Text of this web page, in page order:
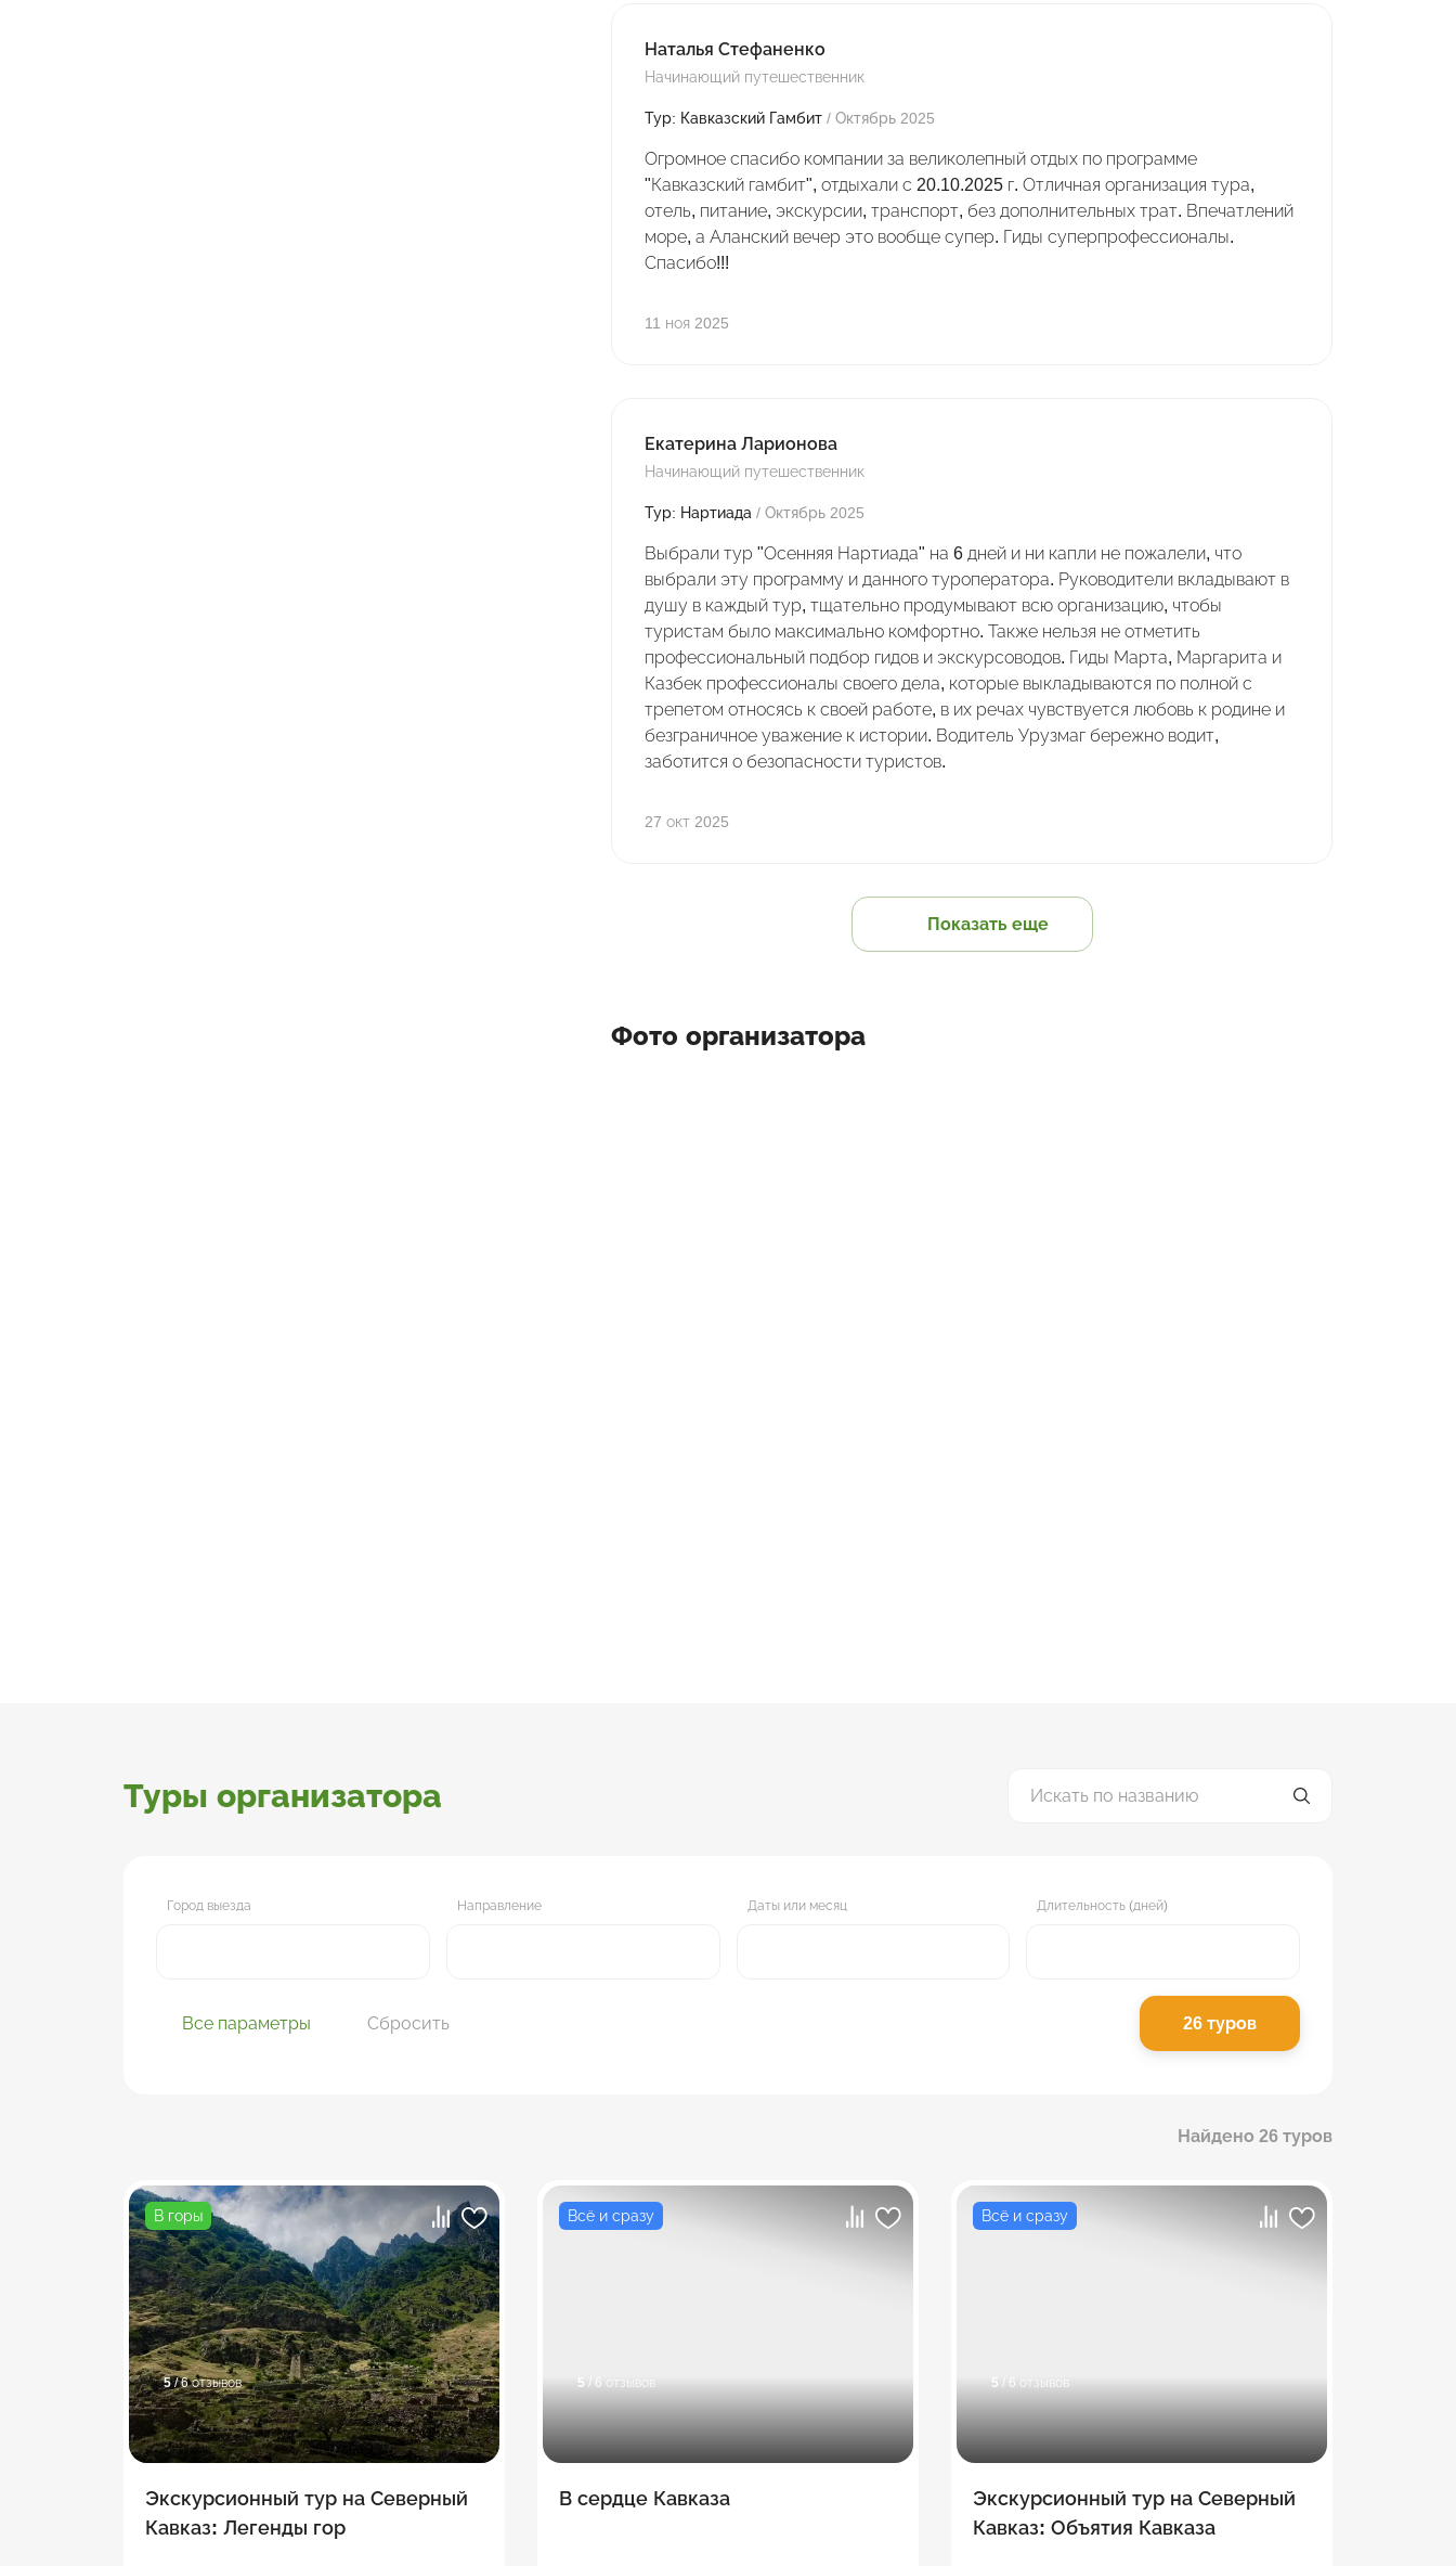
Наталья Стефаненко
Начинающий путешественник
Тур: Кавказский Гамбит / Октябрь 2025
Огромное спасибо компании за великолепный отдых по программе
"Кавказский гамбит", отдыхали с 20.10.2025 г. Отличная организация тура,
отель, питание, экскурсии, транспорт, без дополнительных трат. Впечатлений
море, а Аланский вечер это вообще супер. Гиды суперпрофессионалы.
Спасибо!!!
11 ноя 2025
Екатерина Ларионова
Начинающий путешественник
Тур: Нартиада / Октябрь 2025
Выбрали тур "Осенняя Нартиада" на 6 дней и ни капли не пожалели, что
выбрали эту программу и данного туроператора. Руководители вкладывают в
душу в каждый тур, тщательно продумывают всю организацию, чтобы
туристам было максимально комфортно. Также нельзя не отметить
профессиональный подбор гидов и экскурсоводов. Гиды Марта, Маргарита и
Казбек профессионалы своего дела, которые выкладываются по полной с
трепетом относясь к своей работе, в их речах чувствуется любовь к родине и
безграничное уважение к истории. Водитель Урузмаг бережно водит,
заботится о безопасности туристов.
27 окт 2025
Показать еще
Фото организатора
Туры организатора
Город выезда Направление Даты или месяц Длительность (дней)
Все параметры Сбросить 26 туров
Найдено 26 туров
В горы
5/ 6 отзывов
Экскурсионный тур на Северный
Кавказ: Легенды гор
Всё и сразу
5 / 6 отзывов
В сердце Кавказа
Всё и сразу
5 / 6 отзывов
Экскурсионный тур на Северный
Кавказ: Объятия Кавказа